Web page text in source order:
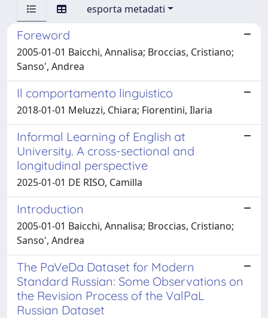
esporta metadati
Foreword
2005-01-01 Baicchi, Annalisa; Broccias, Cristiano;
Sanso', Andrea
Il comportamento linguistico
2018-01-01 Meluzzi, Chiara; Fiorentini, Ilaria
Informal Learning of English at
University. A cross-sectional and
longitudinal perspective
2025-01-01 DE RISO, Camilla
Introduction
2005-01-01 Baicchi, Annalisa; Broccias, Cristiano;
Sanso', Andrea
The PaVeDa Dataset for Modern
Standard Russian: Some Observations on
the Revision Process of the ValPaL
Russian Dataset